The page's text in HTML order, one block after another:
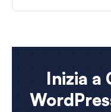
Inizia a